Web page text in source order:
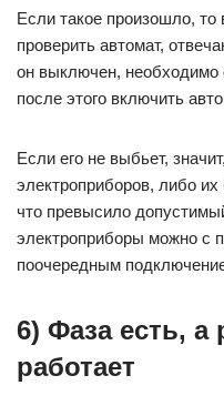
Если такое произошло,
проверить автомат,
он выключен, необходимо
после этого включить
Если его не выбьет,
электроприборов, либо
что превысило
электроприборы можно с
поочередным
6) Фаза есть, а
работает